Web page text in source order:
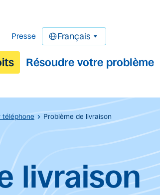
Résoudre votre problème
Presse Français
téléphone Problème de livraison
livraison